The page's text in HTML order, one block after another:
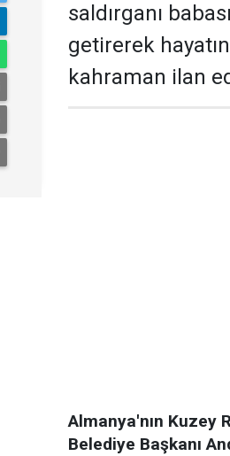
saldırganı
getirerek
kahraman ilan
Almanya'nın Kuzey
Belediye Başkanı